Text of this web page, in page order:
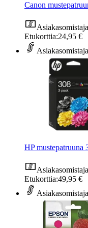
Canon
Etukorttia:24,95 €
HP mustepatruuna
Etukorttia:49,95 €